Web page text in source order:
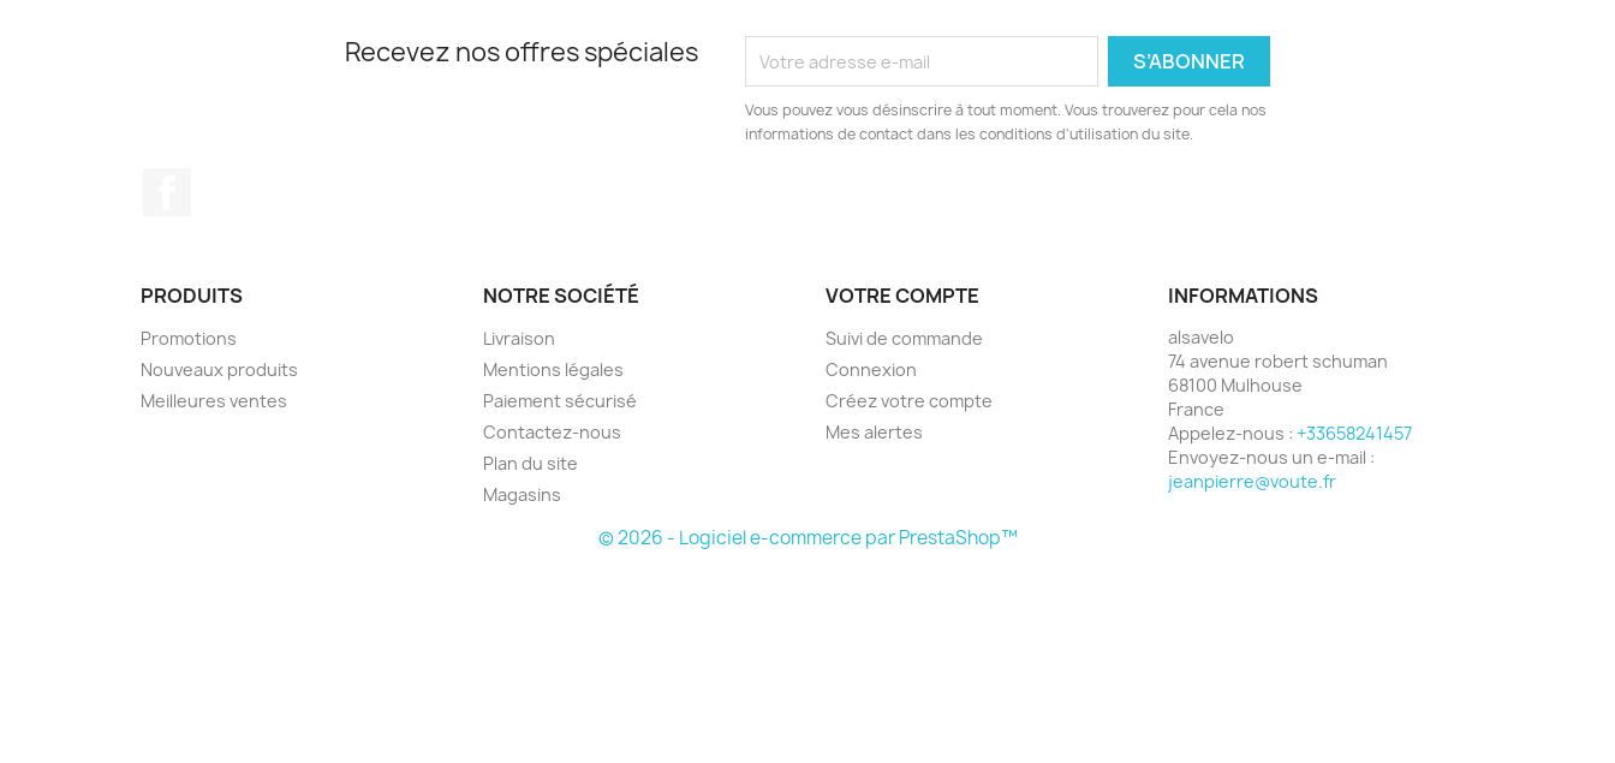
Recevez nos offres spéciales
Vous pouvez vous désinscrire à tout moment. Vous trouverez pour cela nos
informations de contact dans les conditions d'utilisation du site.
PRODUITS
Promotions
Nouveaux produits
Meilleures ventes
NOTRE SOCIÉTÉ
Livraison
Mentions légales
Paiement sécurisé
Contactez-nous
Plan du site
Magasins
VOTRE COMPTE
Suivi de commande
Connexion
Créez votre compte
Mes alertes
INFORMATIONS
alsavelo
74 avenue robert schuman
68100 Mulhouse
France
Appelez-nous : +33658241457
Envoyez-nous un e-mail :
jeanpierre@voute.fr
© 2026 - Logiciel e-commerce par PrestaShop™